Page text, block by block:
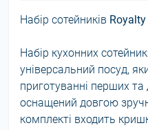
Набір сотейників
Набір кухонних
універсальний посуд,
приготуванні перших
оснащений довгою
комплекті входить